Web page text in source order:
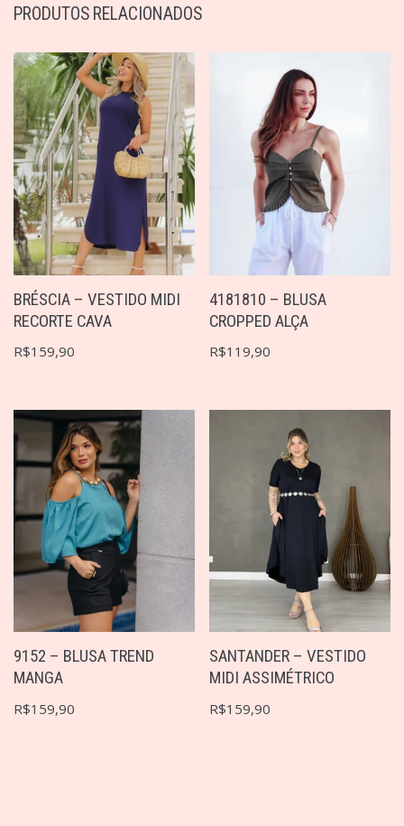
PRODUTOS RELACIONADOS
BRÉSCIA – VESTIDO MIDI
RECORTE CAVA
R$159,90
4181810 – BLUSA
CROPPED ALÇA
R$119,90
9152 – BLUSA TREND
MANGA
R$159,90
SANTANDER – VESTIDO
MIDI ASSIMÉTRICO
R$159,90